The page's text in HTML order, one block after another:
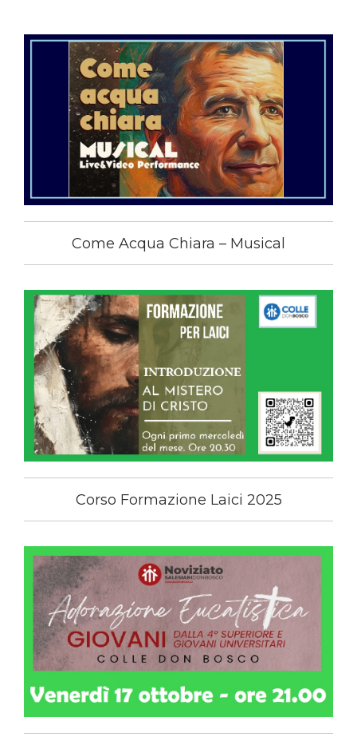
Come Acqua Chiara – Musical
Corso Formazione Laici 2025